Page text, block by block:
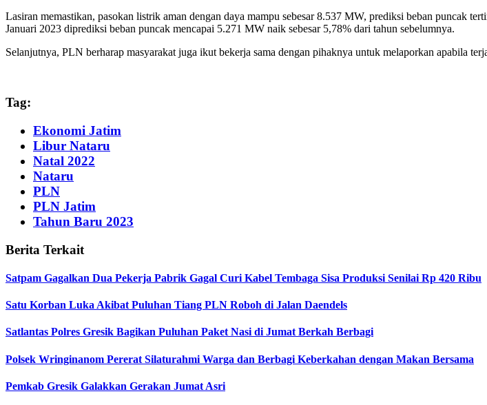
Lasiran memastikan, pasokan listrik aman dengan daya mampu sebesar 8.537 MW, prediksi beban puncak
Januari 2023 diprediksi beban puncak mencapai 5.271 MW naik sebesar 5,78% dari tahun sebelumnya.
Selanjutnya, PLN berharap masyarakat juga ikut bekerja sama dengan pihaknya untuk melaporkan apabila
Tag:
Ekonomi Jatim
Libur Nataru
Natal 2022
Nataru
PLN
PLN Jatim
Tahun Baru 2023
Berita Terkait
Satpam Gagalkan Dua Pekerja Pabrik Gagal Curi Kabel Tembaga Sisa Produksi Senilai Rp 420 Ribu
Satu Korban Luka Akibat Puluhan Tiang PLN Roboh di Jalan Daendels
Satlantas Polres Gresik Bagikan Puluhan Paket Nasi di Jumat Berkah Berbagi
Polsek Wringinanom Pererat Silaturahmi Warga dan Berbagi Keberkahan dengan Makan Bersama
Pemkab Gresik Galakkan Gerakan Jumat Asri